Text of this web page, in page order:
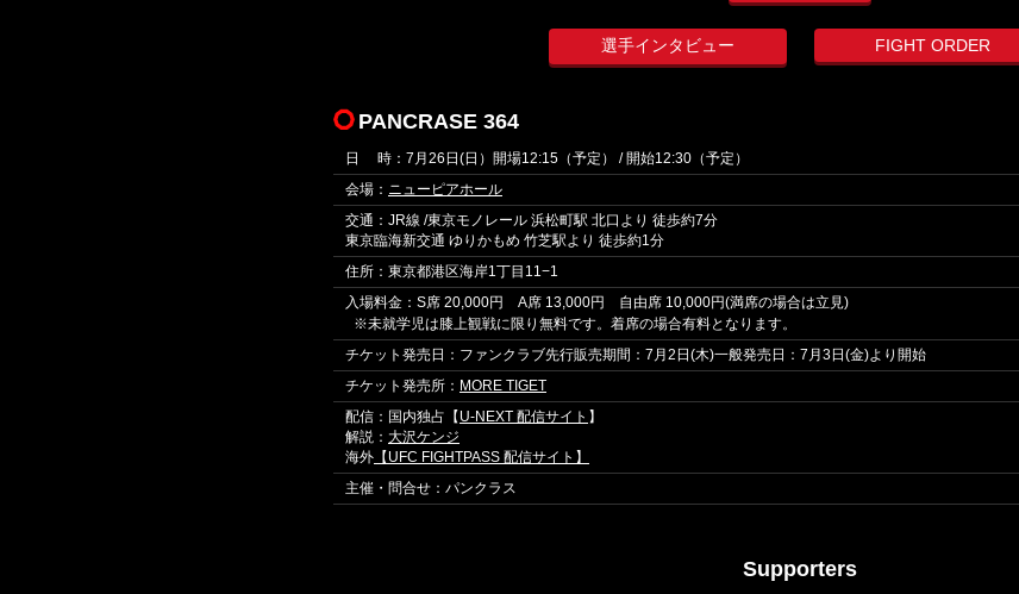
選手インタビュー FIGHT ORDER
PANCRASE 364
日 時：7月26日(日）開場12:15（予定） / 開始12:30（予定）
会場： ニューピアホール
交通：JR線 /東京モノレール 浜松町駅 北口より 徒歩約7分
東京臨海新交通 ゆりかもめ 竹芝駅より 徒歩約1分
住所：東京都港区海岸1丁目11−1
入場料金：S席 20,000円 A席 13,000円 自由席 10,000円(満席の場合は立見)
※未就学児は膝上観戦に限り無料です。着席の場合有料となります。
チケット発売日：ファンクラブ先行販売期間：7月2日(木)一般発売日：7月3日(金)より開始
チケット発売所： MORE TIGET
配信：国内独占【 U-NEXT 配信サイト 】
解説： 大沢ケンジ
海外 【UFC FIGHTPASS 配信サイト】
主催・問合せ：パンクラス
Supporters